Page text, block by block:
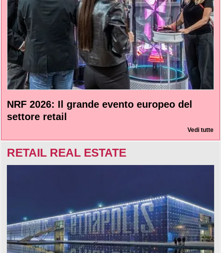
NRF 2026: Il grande evento europeo del
settore retail
Vedi tutte
RETAIL REAL ESTATE